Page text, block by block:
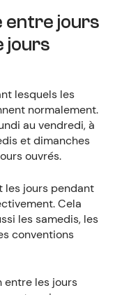
entre jours
jours
lesquels les
normalement.
au vendredi, à
et dimanches
ouvrés.
les jours pendant
Cela
les samedis, les
conventions
les jours